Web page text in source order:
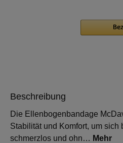
Beschreibung
Die Ellenbogenbandage
Stabilität und Komfort, um sich
schmerzlos und ohn… Mehr